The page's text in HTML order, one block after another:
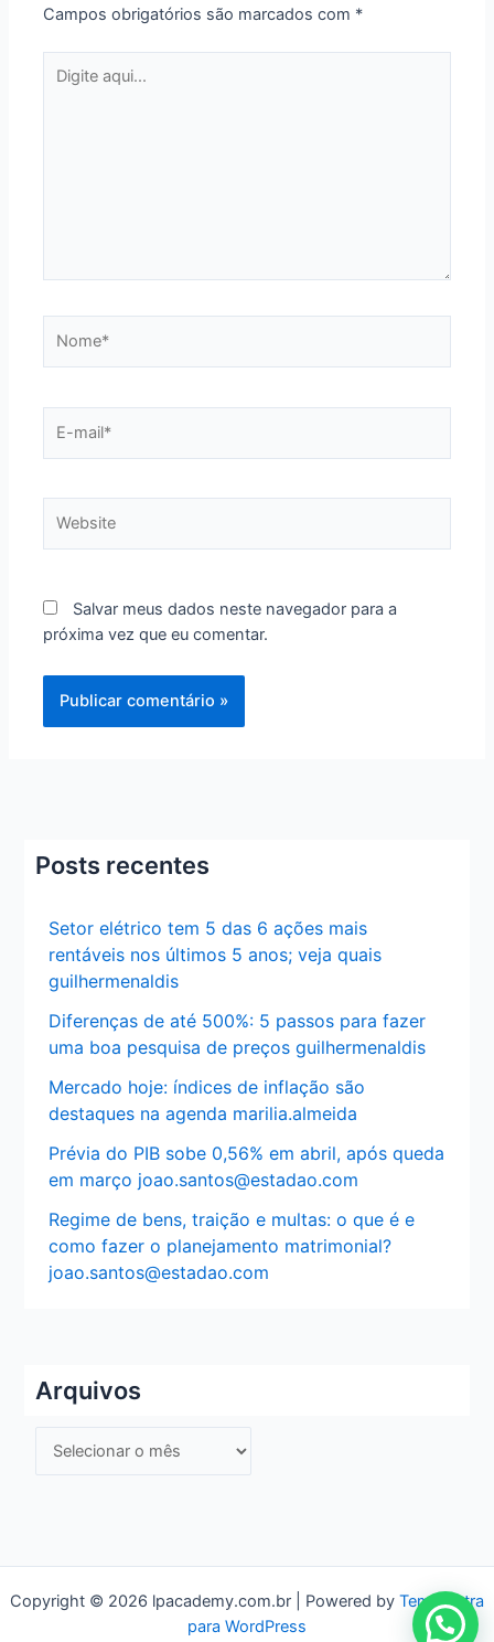
Campos obrigatórios são marcados com *
aqui...
mail*
Salvar meus dados neste navegador para a
próxima vez que eu comentar.
Posts recentes
Setor elétrico tem 5 das 6 ações mais
rentáveis nos últimos 5 anos; veja quais
guilhermenaldis
Diferenças de até 500%: 5 passos para fazer
uma boa pesquisa de preços guilhermenaldis
Mercado hoje: índices de inflação são
destaques na agenda marilia.almeida
Prévia do PIB sobe 0,56% em abril, após queda
em março joao.santos@estadao.com
Regime de bens, traição e multas: o que é e
como fazer o planejamento matrimonial?
joao.santos@estadao.com
Arquivos
i
v
Copyright © 2026 lpacademy.com.br | Powered by Tema Astra
para WordPress